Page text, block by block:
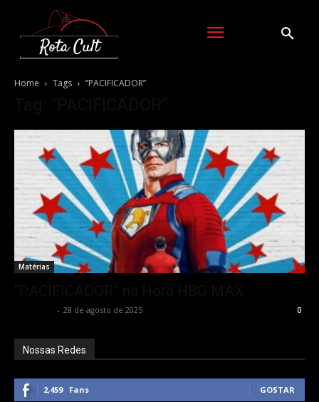
Home Tags “PACIFICADOR”
Matérias
- 28 de agosto de 2025 0
Nossas Redes
2,459 Fans GOSTAR